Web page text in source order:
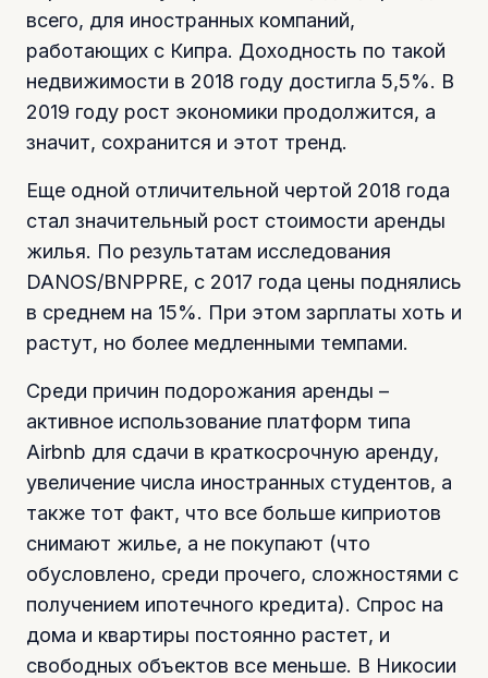
всего, для иностранных компаний,
работающих с Кипра. Доходность по такой
недвижимости в 2018 году достигла 5,5%. В
2019 году рост экономики продолжится, а
значит, сохранится и этот тренд.
Еще одной отличительной чертой 2018 года
стал значительный рост стоимости аренды
жилья. По результатам исследования
DANOS/BNPPRE, с 2017 года цены поднялись
в среднем на 15%. При этом зарплаты хоть и
растут, но более медленными темпами.
Среди причин подорожания аренды –
активное использование платформ типа
Airbnb для сдачи в краткосрочную аренду,
увеличение числа иностранных студентов, а
также тот факт, что все больше киприотов
снимают жилье, а не покупают (что
обусловлено, среди прочего, сложностями с
получением ипотечного кредита). Спрос на
дома и квартиры постоянно растет, и
свободных объектов все меньше. В Никосии